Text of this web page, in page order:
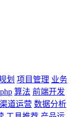
划 项目管理 业务
php 算法 前端开发
渠道运营 数据分析